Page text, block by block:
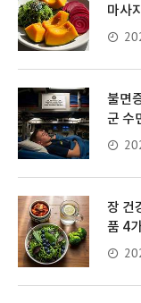
마사지
불면
군 수
장 건
품 4